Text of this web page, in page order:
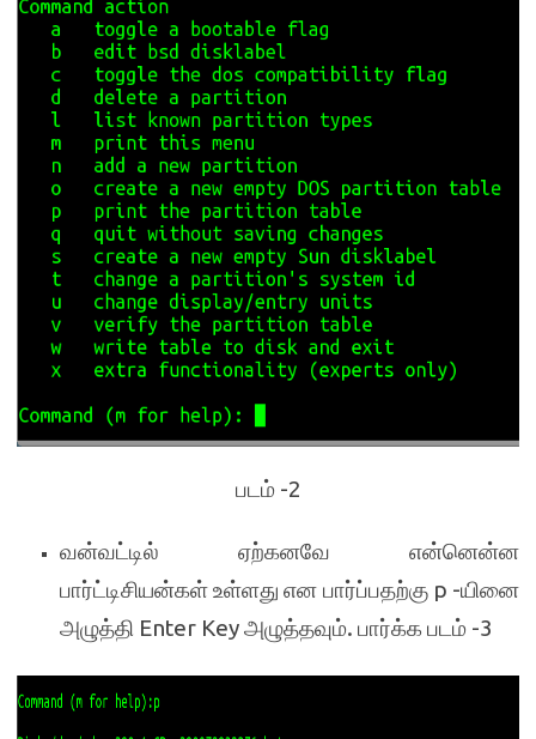
படம் -2
வன்வட்டில் ஏற்கனவே என்னென்ன
பார்ட்டிசியன்கள் உள்ளது என பார்ப்பதற்கு p -யினை
அழுத்தி Enter Key அழுத்தவும். பார்க்க படம் -3